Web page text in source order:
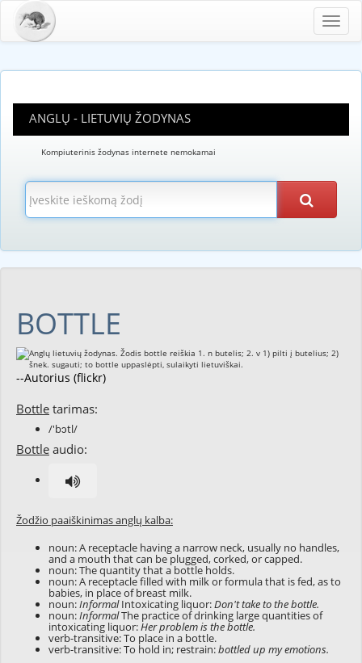
ANGLŲ - LIETUVIŲ ŽODYNAS
Kompiuterinis žodynas internete nemokamai
BOTTLE
--Autorius (flickr)
Bottle tarimas:
/'bɔtl/
Bottle audio:
Žodžio paaiškinimas anglų kalba:
noun: A receptacle having a narrow neck, usually no handles,
and a mouth that can be plugged, corked, or capped.
noun: The quantity that a bottle holds.
noun: A receptacle filled with milk or formula that is fed, as to
babies, in place of breast milk.
noun:InformalIntoxicating liquor:Don't take to the bottle.
noun:InformalThe practice of drinking large quantities of
intoxicating liquor:Her problem is the bottle.
verb-transitive: To place in a bottle.
verb-transitive: To hold in; restrain:bottled up my emotions.